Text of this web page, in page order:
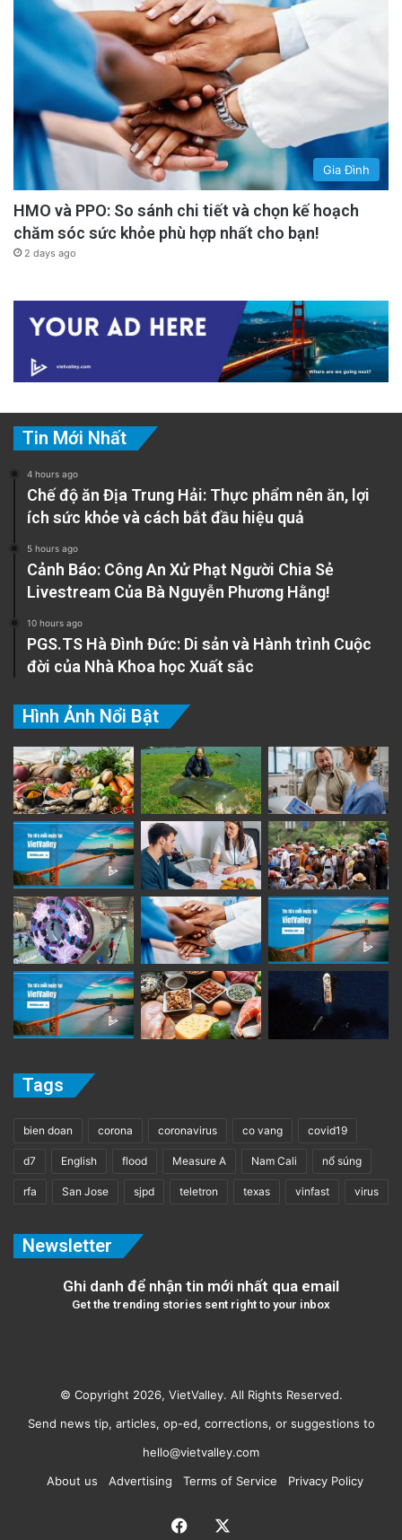
Gia Đình
HMO và PPO: So sánh chi tiết và chọn kế hoạch
chăm sóc sức khỏe phù hợp nhất cho bạn!
2 days ago
Tin Mới Nhất
4 hours ago
Chế độ ăn Địa Trung Hải: Thực phẩm nên ăn, lợi
ích sức khỏe và cách bắt đầu hiệu quả
5 hours ago
Cảnh Báo: Công An Xử Phạt Người Chia Sẻ
Livestream Của Bà Nguyễn Phương Hằng!
10 hours ago
PGS.TS Hà Đình Đức: Di sản và Hành trình Cuộc
đời của Nhà Khoa học Xuất sắc
Hình Ảnh Nổi Bật
Tags
bien doan corona coronavirus co vang covid19
d7 English flood Measure A Nam Cali nổ súng
rfa San Jose sjpd teletron texas vinfast virus
Newsletter
Ghi danh để nhận tin mới nhất qua email
Get the trending stories sent right to your inbox
© Copyright 2026, VietValley. All Rights Reserved.
Send news tip, articles, op-ed, corrections, or suggestions to
hello@vietvalley.com
About us
Advertising Terms of Service Privacy Policy
Facebook